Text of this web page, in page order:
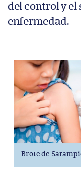
del control y el
enfermedad.
Brote de